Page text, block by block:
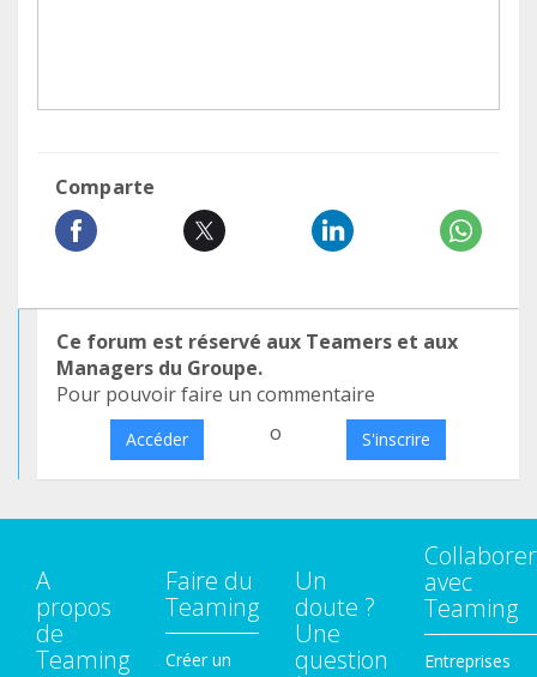
Comparte
Ce forum est réservé aux Teamers et aux
Managers du Groupe.
Pour pouvoir faire un commentaire
Accéder o S'inscrire
A
propos
de
Teaming
Faire du
Teaming
Créer un
Un
doute ?
Une
question
Collaborer
avec
Teaming
Entreprises